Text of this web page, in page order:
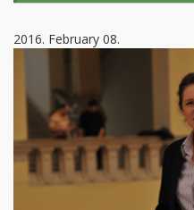
2016. February 08.